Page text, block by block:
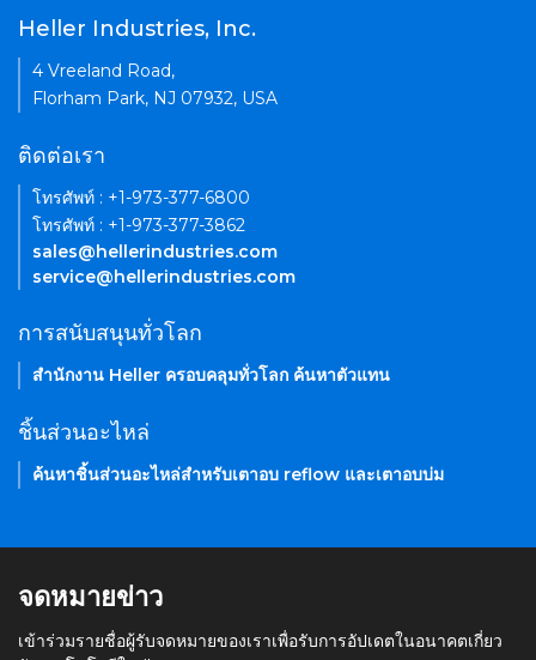
Heller Industries, Inc.
4 Vreeland Road,
Florham Park, NJ 07932, USA
ติดต่อเรา
โทรศัพท์ : +1-973-377-6800
โทรศัพท์ : +1-973-377-3862
sales@hellerindustries.com
service@hellerindustries.com
การสนับสนุนทั่วโลก
สำนักงาน Heller ครอบคลุมทั่วโลก ค้นหาตัวแทน
ชิ้นส่วนอะไหล่
ค้นหาชิ้นส่วนอะไหล่สำหรับเตาอบ reflow และเตาอบบ่ม
จดหมายข่าว
เข้าร่วมรายชื่อผู้รับจดหมายของเราเพื่อรับการอัปเดตในอนาคตเกี่ยว